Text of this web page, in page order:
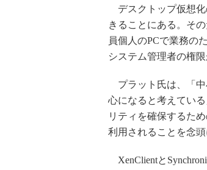
デスクトップ仮想化
きることにある。そ
員個人のPCで業務の
システム管理者の権
プラット氏は、「中
心になると考えている
リティを確保するた
利用されることを念頭
XenClientと